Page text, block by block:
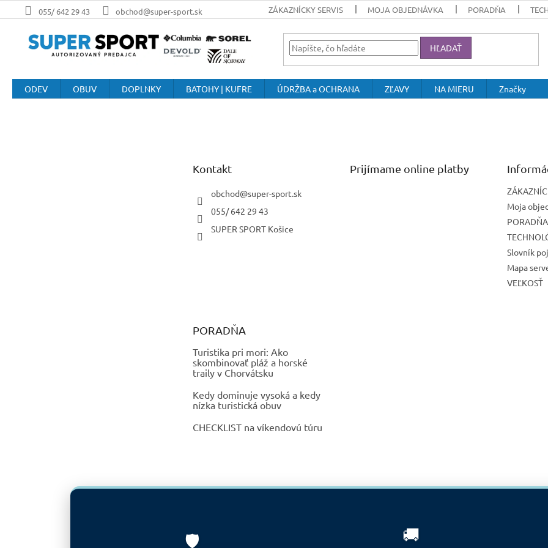
na
055/ 642 29 43 obchod@super-sport.sk ZÁKAZNÍCKY SERVIS MOJA OBJEDNÁVKA PORADŇA
HĽADAŤ
ODEV OBUV DOPLNKY BATOHY | KUFRE ÚDRŽBA a OCHRANA ZĽAVY NA MIERU Značky
Kontakt
obchod@super-sport.sk
055/ 642 29 43
SUPER SPORT Košice
Prijímame online platby
Moja
PORADŇA
Slovník
Mapa
VEĽKOSŤ
PORADŇA
Turistika pri mori: Ako
skombinovať pláž a horské
traily v Chorvátsku
Kedy dominuje vysoká a kedy
nízka turistická obuv
CHECKLIST na víkendovú túru
🛡️ 🚚